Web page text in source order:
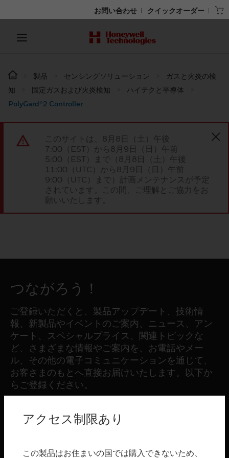
お問い合わせ クイックオーダー
製品 センシングソリューション
ガスと火炎の検
知
固定ガスおよび火炎検知
ハイテクと半導体
PolyGard®2 Controller
このサイトは、8月8日（土）午後
7:00（EST）から8月9日（日）午前
5:00（EST）まで（8月8日（土）午後
11:00（UTC）から8月9日（日）午前
9:00（UTC）まで）計画メンテナンスが予定
されています。この間、ご理解とご協力をお
願いいたします。
つながろう！
ご登録いただくと、製品アップデート、技術情
報、新製品やイベントのご案内、ニュース、アン
ケート、スペシャルプライス、関連トピックな
ど、さまざまな情報やご案内を、お電話やメー
ル、その他の電子コミュニケーションを通じて、
お客さまのもとへ直接お届けいたします。以下か
らご登録ください。
登録する
製品
アクセス制限あり
この製品はお住まいの国では購入できないため、